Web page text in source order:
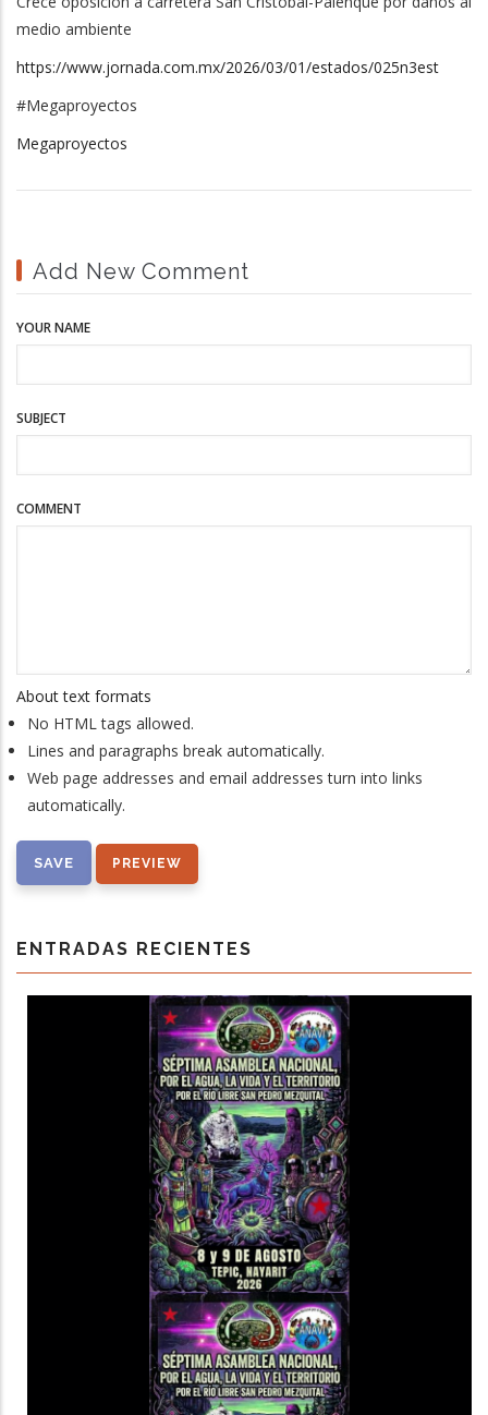
medio ambiente
https://www.jornada.com.mx/2026/03/01/estados/025n3est
#Megaproyectos
Megaproyectos
Add New Comment
YOUR NAME
SUBJECT
COMMENT
About text formats
No HTML tags allowed.
Lines and paragraphs break automatically.
Web page addresses and email addresses turn into links
automatically.
ENTRADAS RECIENTES